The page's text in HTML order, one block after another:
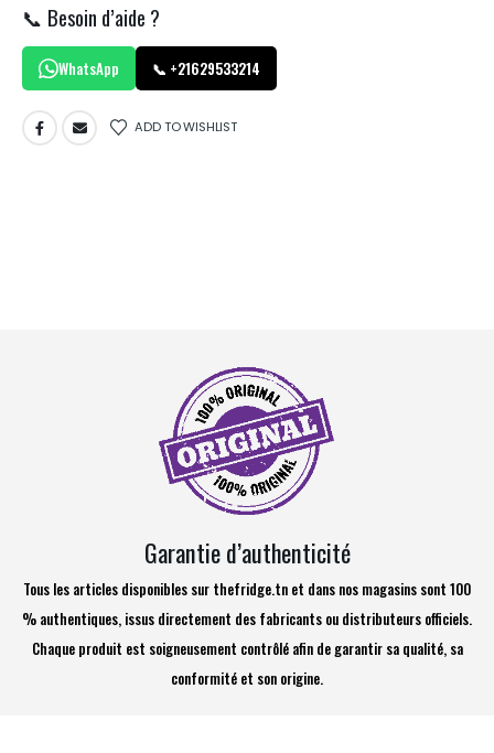
📞 Besoin d’aide ?
WhatsApp 📞 +21629533214
ADD TO WISHLIST
Garantie d’authenticité
Tous les articles disponibles sur thefridge.tn et dans nos magasins sont 100
% authentiques, issus directement des fabricants ou distributeurs officiels.
Chaque produit est soigneusement contrôlé afin de garantir sa qualité, sa
conformité et son origine.